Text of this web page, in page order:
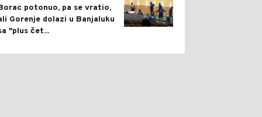
potonuo, pa se vratio,
Gorenje dolazi u Banjaluku
"plus čet...